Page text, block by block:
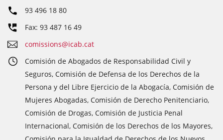
93 496 18 80
Fax: 93 487 16 49
comissions@icab.cat
Comisión de Abogados de Responsabilidad Civil y
Seguros, Comisión de Defensa de los Derechos de la
Persona y del Libre Ejercicio de la Abogacía, Comisión de
Mujeres Abogadas, Comisión de Derecho Penitenciario,
Comisión de Drogas, Comisión de Justicia Penal
Internacional, Comisión de los Derechos de los Mayores,